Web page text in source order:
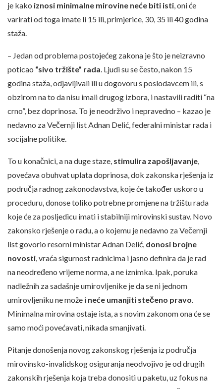
je kako iznosi minimalne mirovine neće biti isti, oni će
varirati od toga imate li 15 ili, primjerice, 30, 35 ili 40 godina
staža.
– Jedan od problema postojećeg zakona je što je neizravno
poticao “sivo tržište” rada. Ljudi su se često, nakon 15
godina staža, odjavljivali ili u dogovoru s poslodavcem ili, s
obzirom na to da nisu imali drugog izbora, i nastavili raditi “na
crno”, bez doprinosa. To je neodrživo i nepravedno – kazao je
nedavno za Večernji list Adnan Delić, federalni ministar rada i
socijalne politike.
To u konačnici, a na duge staze, stimulira zapošljavanje,
povećava obuhvat uplata doprinosa, dok zakonska rješenja iz
područja radnog zakonodavstva, koje će također uskoro u
proceduru, donose toliko potrebne promjene na tržištu rada
koje će za posljedicu imati i stabilniji mirovinski sustav. Novo
zakonsko rješenje o radu, a o kojemu je nedavno za Večernji
list govorio resorni ministar Adnan Delić, donosi brojne
novosti, vraća sigurnost radnicima i jasno definira da je rad
na neodređeno vrijeme norma, a ne iznimka. Ipak, poruka
nadležnih za sadašnje umirovljenike je da se ni jednom
umirovljeniku ne može i neće umanjiti stečeno pravo.
Minimalna mirovina ostaje ista, a s novim zakonom ona će se
samo moći povećavati, nikada smanjivati.
Pitanje donošenja novog zakonskog rješenja iz područja
mirovinsko-invalidskog osiguranja neodvojivo je od drugih
zakonskih rješenja koja treba donositi u paketu, uz fokus na